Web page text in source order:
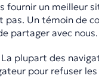
fournir un
Un témoin de
partager avec nous.
plupart des
pour refuser